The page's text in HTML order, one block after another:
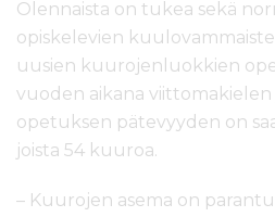
Olennaista on tukea sekä
opiskelevien
uusien kuurojenluokkien
vuoden aikana viittomakielen
opetuksen pätevyyden on
joista 54 kuuroa.
– Kuurojen asema on